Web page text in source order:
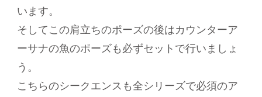
います。
そしてこの肩立ちのポーズの後はカウンターア
ーサナの魚のポーズも必ずセットで行いましょ
う。
こちらのシークエンスも全シリーズで必須のア